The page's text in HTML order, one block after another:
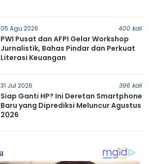
05 Agu 2026 400 kali
PWI Pusat dan AFPI Gelar Workshop
Jurnalistik, Bahas Pindar dan Perkuat
Literasi Keuangan
31 Jul 2026 396 kali
Siap Ganti HP? Ini Deretan Smartphone
Baru yang Diprediksi Meluncur Agustus
2026